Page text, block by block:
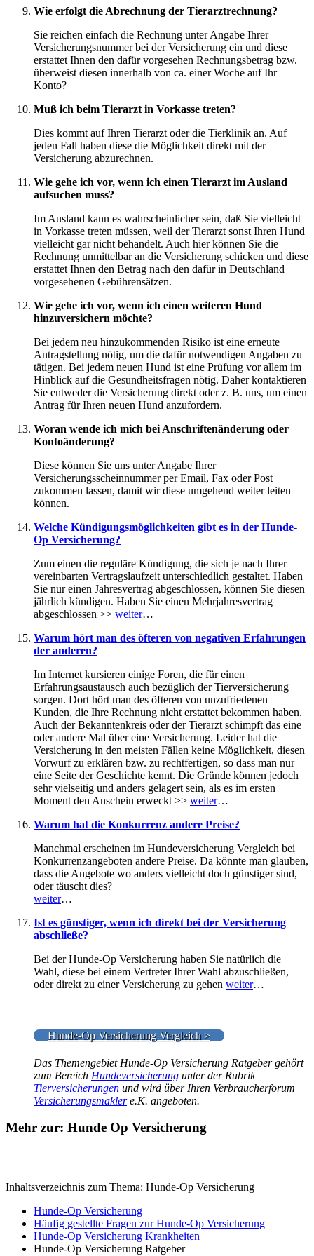
Wie erfolgt die Abrechnung der Tierarztrechnung?
Sie reichen einfach die Rechnung unter Angabe Ihrer
Versicherungsnummer bei der Versicherung ein und diese
erstattet Ihnen den dafür vorgesehen Rechnungsbetrag bzw.
überweist diesen innerhalb von ca. einer Woche auf Ihr
Konto?
Muß ich beim Tierarzt in Vorkasse treten?
Dies kommt auf Ihren Tierarzt oder die Tierklinik an. Auf
jeden Fall haben diese die Möglichkeit direkt mit der
Versicherung abzurechnen.
Wie gehe ich vor, wenn ich einen Tierarzt im Ausland
aufsuchen muss?
Im Ausland kann es wahrscheinlicher sein, daß Sie vielleicht
in Vorkasse treten müssen, weil der Tierarzt sonst Ihren Hund
vielleicht gar nicht behandelt. Auch hier können Sie die
Rechnung unmittelbar an die Versicherung schicken und diese
erstattet Ihnen den Betrag nach den dafür in Deutschland
vorgesehenen Gebührensätzen.
Wie gehe ich vor, wenn ich einen weiteren Hund
hinzuversichern möchte?
Bei jedem neu hinzukommenden Risiko ist eine erneute
Antragstellung nötig, um die dafür notwendigen Angaben zu
tätigen. Bei jedem neuen Hund ist eine Prüfung vor allem im
Hinblick auf die Gesundheitsfragen nötig. Daher kontaktieren
Sie entweder die Versicherung direkt oder z. B. uns, um einen
Antrag für Ihren neuen Hund anzufordern.
Woran wende ich mich bei Anschriftenänderung oder
Kontoänderung?
Diese können Sie uns unter Angabe Ihrer
Versicherungsscheinnummer per Email, Fax oder Post
zukommen lassen, damit wir diese umgehend weiter leiten
können.
Welche Kündigungsmöglichkeiten gibt es in der Hunde-
Op Versicherung?
Zum einen die reguläre Kündigung, die sich je nach Ihrer
vereinbarten Vertragslaufzeit unterschiedlich gestaltet. Haben
Sie nur einen Jahresvertrag abgeschlossen, können Sie diesen
jährlich kündigen. Haben Sie einen Mehrjahresvertrag
abgeschlossen >> weiter…
Warum hört man des öfteren von negativen Erfahrungen
der anderen?
Im Internet kursieren einige Foren, die für einen
Erfahrungsaustausch auch bezüglich der Tierversicherung
sorgen. Dort hört man des öfteren von unzufriedenen
Kunden, die Ihre Rechnung nicht erstattet bekommen haben.
Auch der Bekanntenkreis oder der Tierarzt schimpft das eine
oder andere Mal über eine Versicherung. Leider hat die
Versicherung in den meisten Fällen keine Möglichkeit, diesen
Vorwurf zu erklären bzw. zu rechtfertigen, so dass man nur
eine Seite der Geschichte kennt. Die Gründe können jedoch
sehr vielseitig und anders gelagert sein, als es im ersten
Moment den Anschein erweckt >> weiter…
Warum hat die Konkurrenz andere Preise?
Manchmal erscheinen im Hundeversicherung Vergleich bei
Konkurrenzangeboten andere Preise. Da könnte man glauben,
dass die Angebote wo anders vielleicht doch günstiger sind,
oder täuscht dies?
weiter…
Ist es günstiger, wenn ich direkt bei der Versicherung
abschließe?
Bei der Hunde-Op Versicherung haben Sie natürlich die
Wahl, diese bei einem Vertreter Ihrer Wahl abzuschließen,
oder direkt zu einer Versicherung zu gehen weiter…
Hunde-Op Versicherung Vergleich >
Das Themengebiet Hunde-Op Versicherung Ratgeber gehört
zum Bereich Hundeversicherung unter der Rubrik
Tierversicherungen und wird über Ihren Verbraucherforum
Versicherungsmaklere.K. angeboten.
Mehr zur: Hunde Op Versicherung
Inhaltsverzeichnis zum Thema: Hunde-Op Versicherung
Hunde-Op Versicherung
Häufig gestellte Fragen zur Hunde-Op Versicherung
Hunde-Op Versicherung Krankheiten
Hunde-Op Versicherung Ratgeber